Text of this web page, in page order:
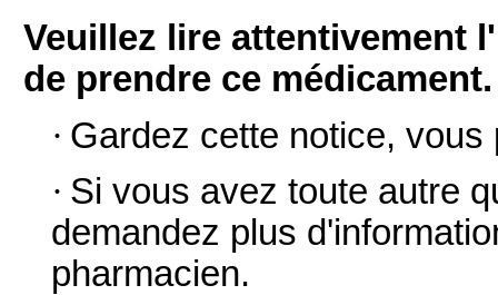
Veuillez lire attentivement
de prendre ce médicament.
· Gardez cette notice,
· Si vous avez toute autre
demandez plus
pharmacien.